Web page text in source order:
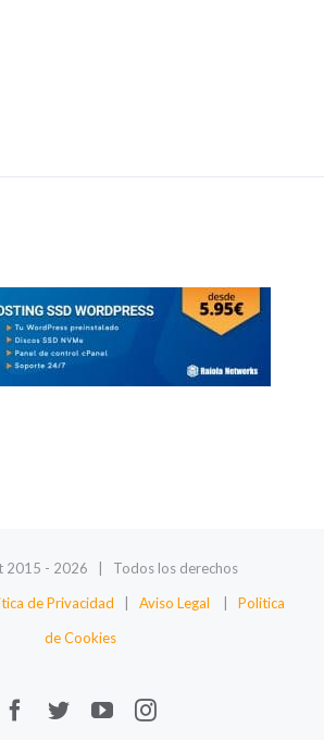
2015 - 2026 | Todos los derechos
de Privacidad Aviso Legal
Politica
de Cookies
Facebook
TwitterYoutubeInstagram